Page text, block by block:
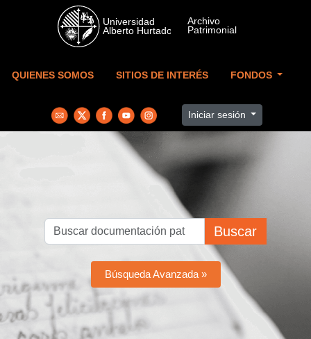
Skip to main content
QUIENES SOMOS SITIOS DE INTERÉS FONDOS
Iniciar sesión
Buscar
Búsqueda Avanzada »